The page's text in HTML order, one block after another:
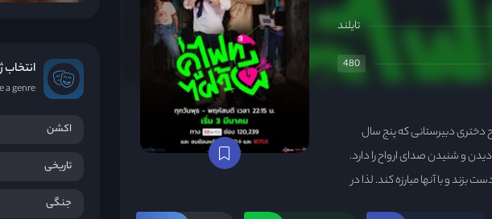
تایلند
480
دختری دبیرستانی که پنج سال
و شنیدن صدای ارواح را دارد.
و با آنها مبارزه کند. لذا در
انتخاب
a genre
اکشن
تاریخی
جنگی